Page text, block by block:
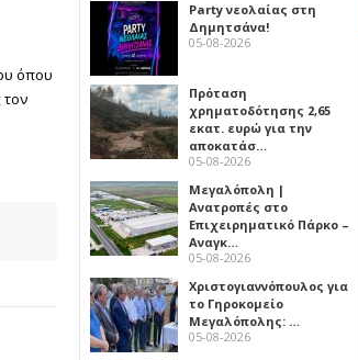
όπου
τον
Party νεολαίας στη
Δημητσάνα!
05-08-2026
Πρόταση
χρηματοδότησης 2,65
εκατ. ευρώ για την
αποκατάσ…
05-08-2026
Μεγαλόπολη |
Ανατροπές στο
Επιχειρηματικό Πάρκο –
Αναγκ…
05-08-2026
Χριστογιαννόπουλος για
το Γηροκομείο
Μεγαλόπολης: …
05-08-2026